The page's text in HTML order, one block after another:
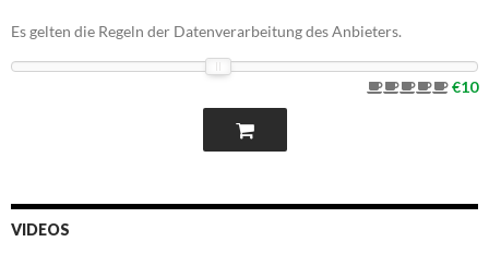
Es gelten die Regeln der Datenverarbeitung des Anbieters.
€10
VIDEOS